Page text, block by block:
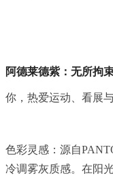
阿德莱德紫：无所拘
你，热爱运动、看展
色彩灵感：源自
冷调雾灰质感。在阳